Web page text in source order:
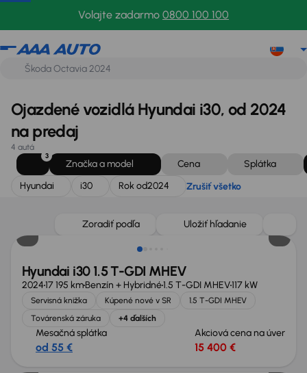
Volajte zadarmo 0800 100 100
Hyundai
Ojazdené vozidlá Hyundai i30, od 2024
na predaj
4 autá
3
Značka a model Cena
Splátka
Hyundai
i30 Rok od2024 Zrušiť všetko
Zoradiť podľa Uložiť hľadanie
Zlacnené o 600 €
Hyundai i30 1.5 T-GDI MHEV
202417 195 kmBenzín + Hybridné1.5 T-GDI MHEV117 kW
Servisná knižka Kúpené nové v SR
1.5 T-GDI MHEV
Továrenská záruka
+4 ďalších
Mesačná splátka
od 55 €
Akciová cena na úver
15 400 €
Ušetríte 6 159 €